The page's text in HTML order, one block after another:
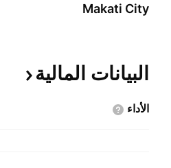
Makati City
البيانات المالية
الأداء